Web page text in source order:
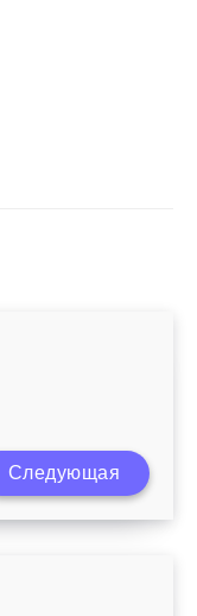
Следующая